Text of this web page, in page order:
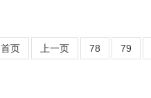
首页 上一页 78 79